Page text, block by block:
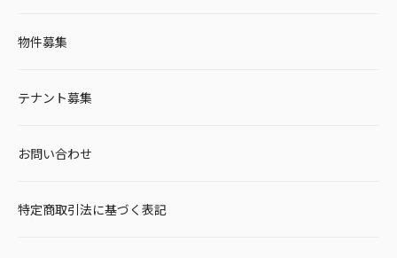
物件募集
テナント募集
お問い合わせ
特定商取引法に基づく表記